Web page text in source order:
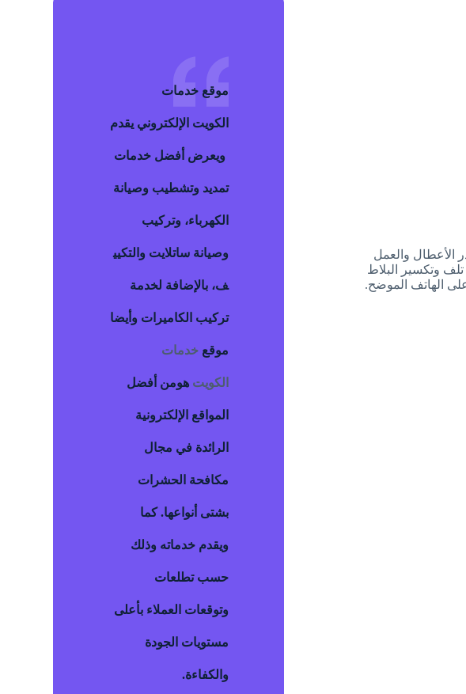
الأعطال والعمل
تلف وتكسير البلاط
الهاتف الموضح.
موقع خدمات
الكويت الإلكتروني يقدم
ويعرض أفضل خدمات
تمديد وتشطيب وصيانة
الكهرباء، وتركيب
وصيانة ساتلايت والتكيي
ف، بالإضافة لخدمة
تركيب الكاميرات وأيضا
موقعخدمات
الكويتهومن أفضل
المواقع الإلكترونية
الرائدة في مجال
مكافحة الحشرات
بشتى أنواعها. كما
ويقدم خدماته وذلك
حسب تطلعات
وتوقعات العملاء بأعلى
مستويات الجودة
والكفاءة.